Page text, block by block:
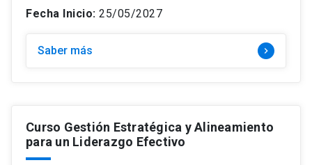
$2.500.000 – $3.499.000
$3.500.000 – $4.499.000
Fecha Inicio: 25/05/2027
Saber más keyboard_arrow_right
Curso Gestión Estratégica y Alineamiento
para un Liderazgo Efectivo